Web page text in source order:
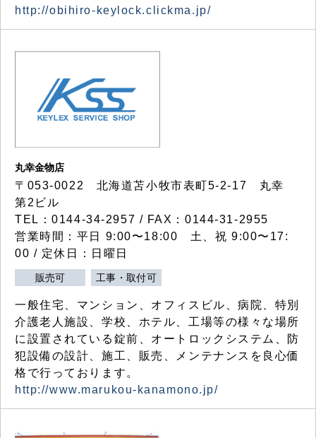
http://obihiro-keylock.clickma.jp/
丸幸金物店
〒053-0022 北海道苫小牧市表町5-2-17 丸幸
第2ビル
TEL：0144-34-2957 / FAX：0144-31-2955
営業時間：平日 9:00〜18:00 土、祝 9:00〜17:
00 / 定休日：日曜日
販売可 工事・取付可
一般住宅、マンション、オフィスビル、病院、特別
介護老人施設、学校、ホテル、工場等の様々な場所
に設置されている錠前、オートロックシステム、防
犯設備の設計、施工、販売、メンテナンスを良心価
格で行っております。
http://www.marukou-kanamono.jp/